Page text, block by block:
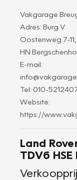
Vakgarage
Adres: Burg V
Oostenweg 7-
HN
E-mail:
Tel: 010-
Website:
https://
Land
TDV6